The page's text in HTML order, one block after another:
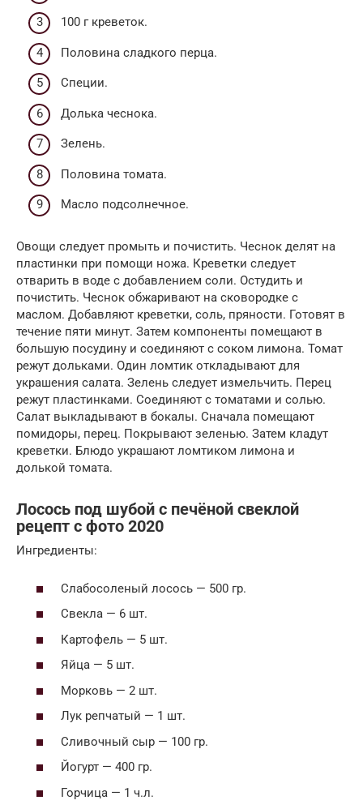
100 г креветок.
Половина сладкого перца.
Специи.
Долька чеснока.
Зелень.
Половина томата.
Масло подсолнечное.
Овощи следует промыть и почистить. Чеснок делят на
пластинки при помощи ножа. Креветки следует
отварить в воде с добавлением соли. Остудить и
почистить. Чеснок обжаривают на сковородке с
маслом. Добавляют креветки, соль, пряности. Готовят в
течение пяти минут. Затем компоненты помещают в
большую посудину и соединяют с соком лимона. Томат
режут дольками. Один ломтик откладывают для
украшения салата. Зелень следует измельчить. Перец
режут пластинками. Соединяют с томатами и солью.
Салат выкладывают в бокалы. Сначала помещают
помидоры, перец. Покрывают зеленью. Затем кладут
креветки. Блюдо украшают ломтиком лимона и
долькой томата.
Лосось под шубой с печёной свеклой
рецепт с фото 2020
Ингредиенты:
Слабосоленый лосось — 500 гр.
Свекла — 6 шт.
Картофель — 5 шт.
Яйца — 5 шт.
Морковь — 2 шт.
Лук репчатый — 1 шт.
Сливочный сыр — 100 гр.
Йогурт — 400 гр.
Горчица — 1 ч.л.